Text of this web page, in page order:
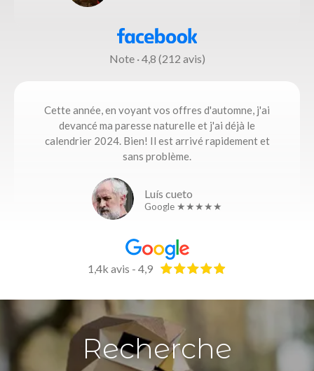
Note · 4,8 (212 avis)
Cette année, en voyant vos offres d'automne, j'ai
devancé ma paresse naturelle et j'ai déjà le
calendrier 2024. Bien! Il est arrivé rapidement et
sans problème.
Luís cueto
Google ★★★★★
1,4k avis - 4,9
Recherche